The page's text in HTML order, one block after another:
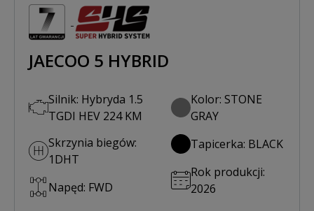
JAECOO 5 HYBRID
Silnik: Hybryda 1.5
TGDI HEV 224 KM
Skrzynia biegów:
1DHT
Napęd: FWD
Kolor: STONE
GRAY
Tapicerka: BLACK
Rok produkcji:
2026